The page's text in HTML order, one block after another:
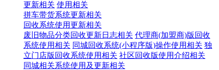
更新相关 使用相关
拼车带货系统更新相关
回收系统使用更新相关
废旧物品分类回收更新日志相关 代理商(加盟商)版回收
系统使用相关 同城回收系统(小程序版)操作使用相关 独
立门店版回收系统使用相关 社区回收版使用介绍相关
同城相关系统使用及更新相关